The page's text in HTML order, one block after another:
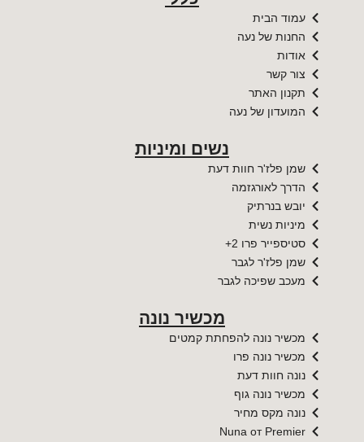
עמוד הבית
החנות של נעה
אודות
צור קשר
תקנון האתר
המועדון של נעה
נשים ומיניות
שמן פלז'ר חוות דעת
הדרך לאורגזמה
יובש בנרתיק
מיניות נשית
סטיספייר פרו 2+
שמן פלז'ר לגבר
מעכב שפיכה לגבר
מכשיר נונה
מכשיר נונה להפחתת קמטים
מכשיר נונה פרו
נונה חוות דעת
מכשיר נונה גוף
נונה מקס מחיר
Nuna от Premier​​